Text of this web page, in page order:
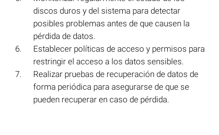
discos duros y del sistema para detectar
posibles problemas antes de que causen la
pérdida de datos.
Establecer políticas de acceso y permisos para
restringir el acceso a los datos sensibles.
Realizar pruebas de recuperación de datos de
forma periódica para asegurarse de que se
pueden recuperar en caso de pérdida.